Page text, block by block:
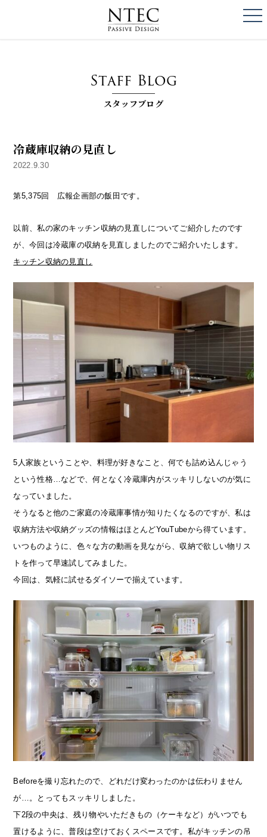
Staff Blog
スタッフブログ
冷蔵庫収納の見直し
2022.9.30
第5,375回 広報企画部の飯田です。
以前、私の家のキッチン収納の見直しについてご紹介したのです
が、今回は冷蔵庫の収納を見直しましたのでご紹介いたします。
キッチン収納の見直し
5人家族ということや、料理が好きなこと、何でも詰め込んじゃう
という性格…などで、何となく冷蔵庫内がスッキリしないのが気に
なっていました。
そうなると他のご家庭の冷蔵庫事情が知りたくなるのですが、私は
収納方法や収納グッズの情報はほとんどYouTubeから得ています。
いつものように、色々な方の動画を見ながら、収納で欲しい物リス
トを作って早速試してみました。
今回は、気軽に試せるダイソーで揃えています。
Beforeを撮り忘れたので、どれだけ変わったのかは伝わりません
が…。とってもスッキリしました。
下2段の中央は、残り物やいただきもの（ケーキなど）がいつでも
置けるように、普段は空けておくスペースです。私がキッチンの吊